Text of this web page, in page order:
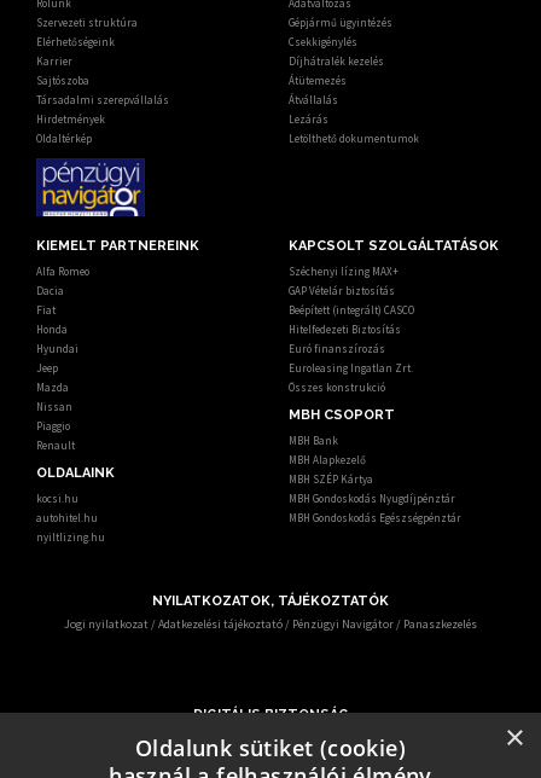
Szervezeti struktúra
Elérhetőségeink
Karrier
Sajtószoba
Társadalmi szerepvállalás
Hirdetmények
Oldaltérkép
Gépjármű ügyintézés
Csekkigénylés
Díjhátralék kezelés
Átütemezés
Átvállalás
Lezárás
Letölthető dokumentumok
KIEMELT PARTNEREINK
Alfa Romeo
Dacia
Fiat
Honda
Hyundai
Jeep
Mazda
Nissan
Piaggio
Renault
OLDALAINK
kocsi.hu
autohitel.hu
nyiltlizing.hu
KAPCSOLT SZOLGÁLTATÁSOK
Széchenyi lízing MAX+
GAP Vételár biztosítás
Beépített (integrált) CASCO
Hitelfedezeti Biztosítás
Euró finanszírozás
Euroleasing Ingatlan Zrt.
Összes konstrukció
MBH CSOPORT
MBH Bank
MBH Alapkezelő
MBH SZÉP Kártya
MBH Gondoskodás Nyugdíjpénztár
MBH Gondoskodás Egészségpénztár
NYILATKOZATOK, TÁJÉKOZTATÓK
Jogi nyilatkozat /Adatkezelési tájékoztató / Pénzügyi Navigátor / Panaszkezelés
DIGITÁLIS BIZTONSÁG
Ismerje meg, hogy mit tehet digitális biztonsága érdekében.
Az egyre gyakrabban előforduló online csalások miatt – KiberPajzs néven - oktatási
×
Oldalunk sütiket (cookie)